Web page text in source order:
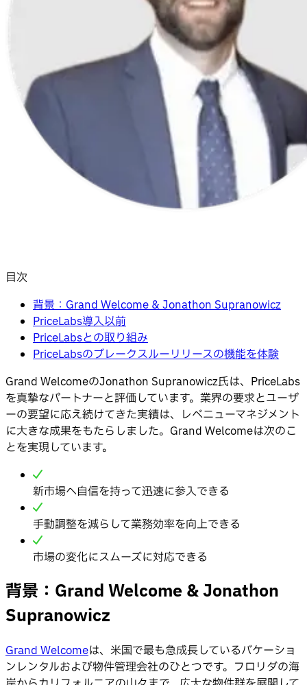
目次
背景：Grand Welcome & Jonathon Supranowicz
PriceLabs導入以前
PriceLabsとの取り組み
PriceLabsのブレークスルーリリースの機能を体験
Grand WelcomeのJonathon Supranowicz氏は、PriceLabs
を真摯なパートナーと評価しています。業界の要求とユーザ
ーの要望に応え続けてきた実績は、レベニューマネジメント
に大きな成果をもたらしました。Grand Welcomeは次のこ
とを実現しています。
新市場へ自信を持って迅速に参入できる
手動調整を減らして業務効率を向上できる
市場の変化にスムーズに対応できる
背景： Grand Welcome & Jonathon
Supranowicz
Grand Welcomeは、米国で最も急成長しているバケーショ
ンレンタルおよび物件管理会社のひとつです。フロリダの海